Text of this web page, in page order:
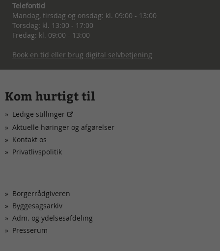
Telefontid
Mandag, tirsdag og onsdag: kl. 09:00 - 13:00
Torsdag: kl. 13:00 - 17:00
Fredag: kl. 09:00 - 13:00
Book en tid eller brug digital selvbetjening
Kom hurtigt til
Ledige stillinger
Aktuelle høringer og afgørelser
Kontakt os
Privatlivspolitik
Borgerrådgiveren
Byggesagsarkiv
Adm. og ydelsesafdeling
Presserum